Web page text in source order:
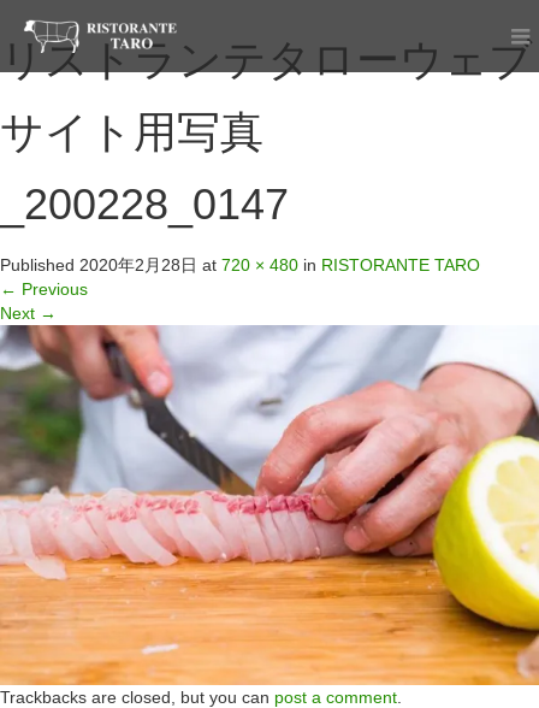
リストランテタローウェブ
サイト用写真
_200228_0147
Published 2020年2月28日 at 720 × 480 in RISTORANTE TARO
← Previous
Next →
Trackbacks are closed, but you can post a comment